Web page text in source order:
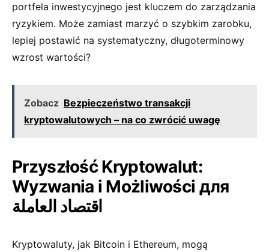
portfela inwestycyjnego jest kluczem do zarządzania
ryzykiem. Może ⁢zamiast marzyć o szybkim zarobku,​
lepiej postawić na systematyczny, długoterminowy
wzrost wartości?
Zobacz Bezpieczeństwo transakcji
kryptowalutowych – na co zwrócić uwagę
Przyszłość Kryptowalut:
Wyzwania i Możliwości для
⁤اقتصاد العاملة
Kryptowaluty, jak Bitcoin i Ethereum, mogą